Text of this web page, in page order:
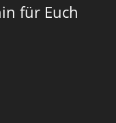
für Euch